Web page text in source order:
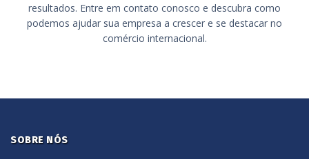
resultados. Entre em contato conosco e descubra como
podemos ajudar sua empresa a crescer e se destacar no
comércio internacional.
SOBRE NÓS